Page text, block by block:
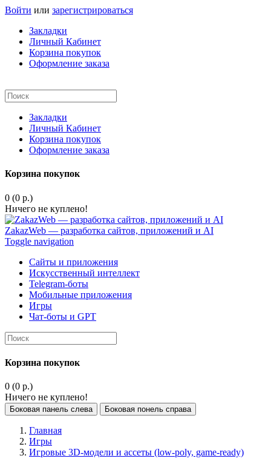
Войти или зарегистрироваться
Закладки
Личный Кабинет
Корзина покупок
Оформление заказа
Закладки
Личный Кабинет
Корзина покупок
Оформление заказа
Корзина покупок
0 (0 р.)
Ничего не куплено!
ZakazWeb — разработка сайтов, приложений и AI
Toggle navigation
Сайты и приложения
Искусственный интеллект
Telegram-боты
Мобильные приложения
Игры
Чат-боты и GPT
Корзина покупок
0 (0 р.)
Ничего не куплено!
Боковая панель слева Боковая понель справа
Главная
Игры
Игровые 3D-модели и ассеты (low-poly, game-ready)